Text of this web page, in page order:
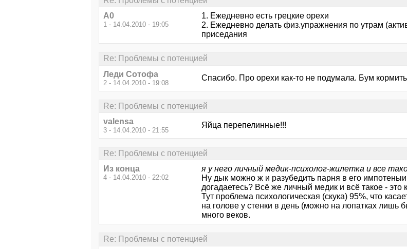
А0
1 - 14.04.2010 - 19:05
1. Ежедневно есть грецкие орехи
2. Ежедневно делать физ.упражнения по утрам
приседания
Re: Проблемы с потенцией
Леди Сотофа
2 - 14.04.2010 - 19:08
Спасибо. Про орехи как-то не подумала. Бум
Re: Проблемы с потенцией
valensa
3 - 14.04.2010 - 21:55
Яйца перепелинные!!!
Re: Проблемы с потенцией
Из конца
4 - 14.04.2010 - 22:02
я у него личный медик-психолог-жилетка и все
Ну дык можно ж и разубедить парня в его импотеныи
догадаетесь? Всё же личный медик и всё такое - это
Тут проблема психологическая (скука) 95%, что
на голове у стенки в день (можно на лопатках лишь
много веков.
Re: Проблемы с потенцией